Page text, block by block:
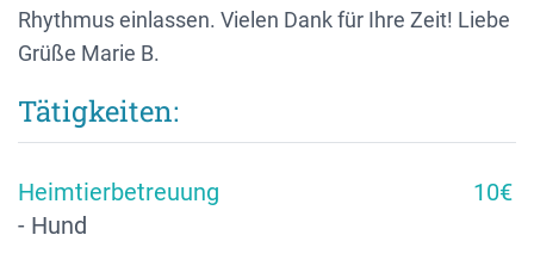
Rhythmus einlassen. Vielen Dank für Ihre Zeit! Liebe
Grüße Marie B.
Tätigkeiten:
Heimtierbetreuung
- Hund
10€